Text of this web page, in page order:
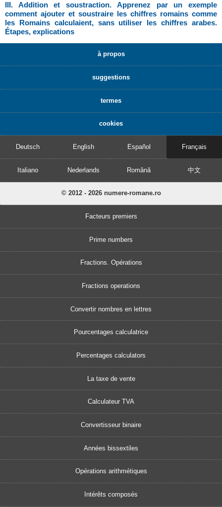
III. Addition et soustraction. Apprenez par un exemple
comment ajouter et soustraire les chiffres romains comme
les Romains calculaient, sans utiliser les chiffres arabes.
Étapes, explications
à propos
suggestions
termes
cookies
Deutsch English Español Français
Italiano Nederlands Română 中文
© 2012 - 2026 numere-romane.ro
Facteurs premiers
Prime numbers
Fractions. Opérations
Fractions operations
Convertir nombres en lettres
Pourcentages calculatrice
Percentages calculators
La taxe de vente
Calculateur TVA
Convertisseur binaire
Années bissextiles
Opérations arithmétiques
Intérêts composés